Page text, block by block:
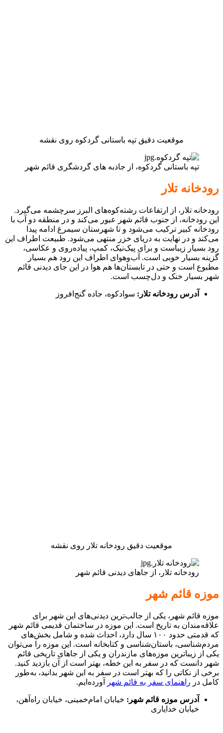
موقعیت دقیق تپه باستانی گردکوه روی نقشه
تپه باستانی گردکوه، از جاذبه های گردشگری قائم شهر
رودخانه تلار
رودخانه تلار، از ارتفاعات رشته‌کوه‌های البرز سرچشمه می‌گیرد.
این رودخانه، از جنوب قائم شهر عبور می‌کند و در منطقه دو آب با
رودخانه کبیر ترکیب می‌شود و تا شهرستان سیمرغ ادامه پیدا
می‌کند و در نهایت به دریای خزر منتهی می‌شود. طبیعت اطراف این
رود بسیار زیباست و برای پیک‌نیک، کمپ، پیاده‌روی و عکاسی،
گزینه بسیار خوبی است. آب‌وهوای اطراف این رود هم بسیار
مطبوع است و حتی در تابستان‌ها هم هوا در این جای دیدنی قائم
شهر بسیار خنک و دل‌چسب است.
آدرس رودخانه تلار: سوادکوه، جاده گنج‌افروز
موقعیت دقیق رودخانه تلار روی نقشه
رودخانه تلار، از جاهای دیدنی قائم شهر
موزه قائم شهر
موزه قائم شهر، یکی از جالب‌ترین دیدنی‌های این شهر برای
علاقه‌مندان به تاریخ است. این موزه در ساختمان قدیمی قائم شهر
که قدمتی حدود ۱۰۰ سال دارد، احداث شده و شامل بخش‌های
مردم‌شناسی، باستان‌شناسی و کتابخانه است. این موزه را می‌توان
یکی از زیباترین موزه‌های مازندران و یکی از جاهای تاریخی قائم
شهر دانست که در سفر به این خطه، بهتر است از آن بازدید کنید.
برخی از نکاتی را که بهتر است در سفر به این شهر بدانید، به‌طور
کامل در راهنمای سفر به قائم شهر آورده‌ایم.
آدرس موزه قائم شهر: خیابان امام‌خمینی، خیابان راه‌آهن،
خیابان خدایاری